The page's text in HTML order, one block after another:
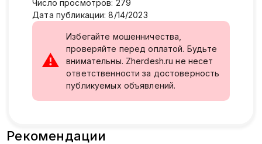
Число просмотров: 279
Дата публикации: 8/14/2023
⚠
Избегайте мошенничества,
проверяйте перед оплатой. Будьте
внимательны. Zherdesh.ru не несет
ответственности за достоверность
публикуемых объявлений.
Рекомендации